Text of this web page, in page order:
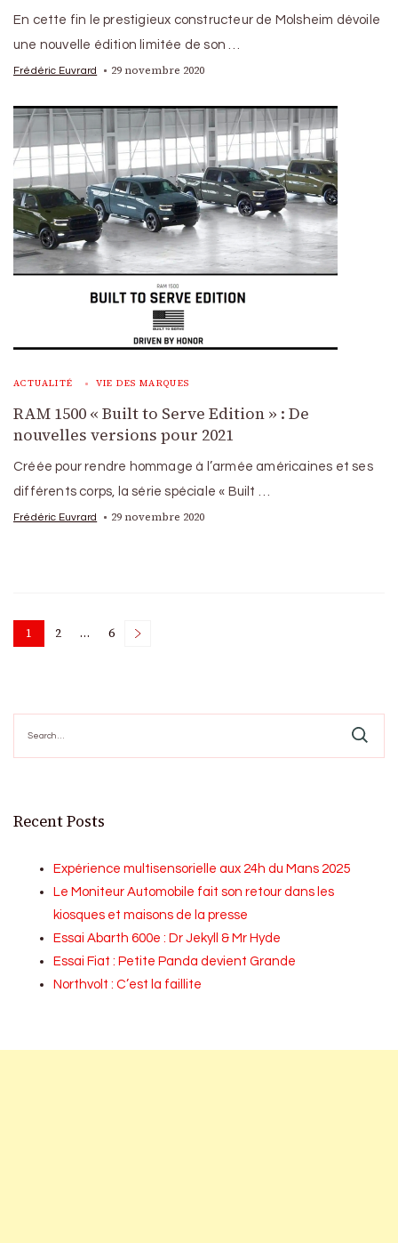
En cette fin le prestigieux constructeur de Molsheim dévoile
une nouvelle édition limitée de son …
Frédéric Euvrard 29 novembre 2020
ACTUALITÉ VIE DES MARQUES
RAM 1500 « Built to Serve Edition » : De
nouvelles versions pour 2021
Créée pour rendre hommage à l’armée américaines et ses
différents corps, la série spéciale « Built …
Frédéric Euvrard 29 novembre 2020
Posts
Page
1 Page
2 … Page
6
for:
Recent Posts
Expérience multisensorielle aux 24h du Mans 2025
Le Moniteur Automobile fait son retour dans les
kiosques et maisons de la presse
Essai Abarth 600e : Dr Jekyll & Mr Hyde
Essai Fiat : Petite Panda devient Grande
Northvolt : C’est la faillite